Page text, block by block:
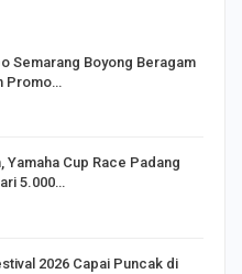
Semarang Boyong Beragam
Promo…
Yamaha Cup Race Padang
5.000…
2026 Capai Puncak di